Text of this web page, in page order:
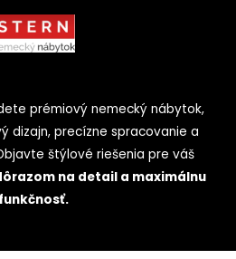
prémiový nemecký nábytok,
dizajn, precízne spracovanie a
štýlové riešenia pre váš
na detail a maximálnu
funkčnosť.